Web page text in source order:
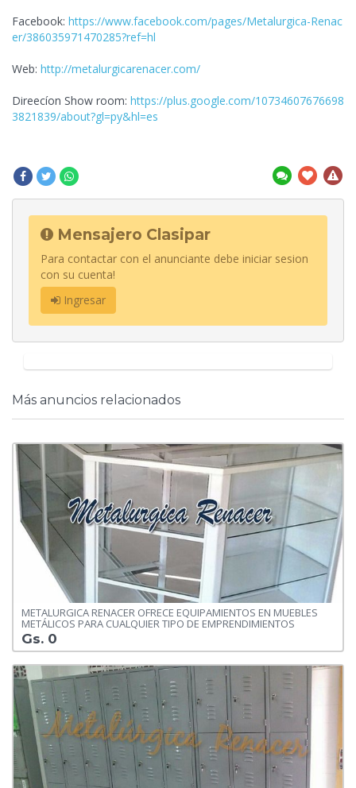
Facebook: https://www.facebook.com/pages/Metalurgica-Renac
er/386035971470285?ref=hl
Web: http://metalurgicarenacer.com/
Direecíon Show room: https://plus.google.com/10734607676698
3821839/about?gl=py&hl=es
Mensajero Clasipar
Para contactar con el anunciante debe iniciar sesion
con su cuenta!
Ingresar
Más anuncios relacionados
METALURGICA RENACER OFRECE EQUIPAMIENTOS EN MUEBLES
METÁLICOS PARA CUALQUIER TIPO DE EMPRENDIMIENTOS
Gs. 0